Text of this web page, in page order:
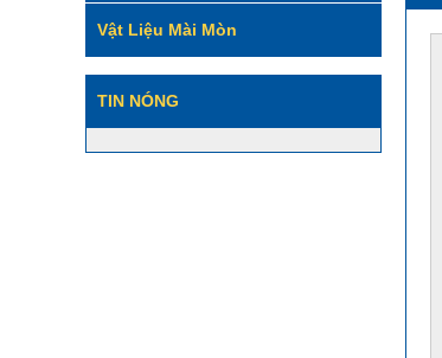
Vật Liệu Mài Mòn
TIN NÓNG